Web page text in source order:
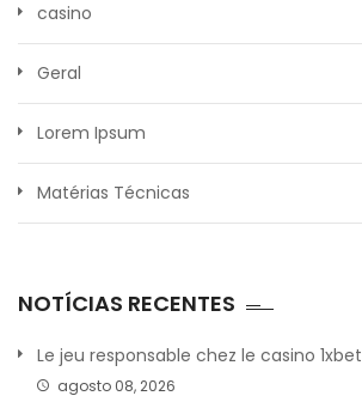
casino
Geral
Lorem Ipsum
Matérias Técnicas
NOTÍCIAS RECENTES
Le jeu responsable chez le casino 1xbet
agosto 08, 2026